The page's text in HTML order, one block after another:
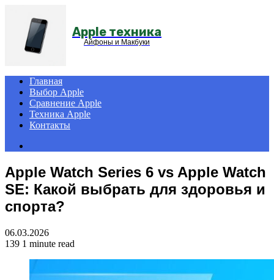
Apple техника
Айфоны и Макбуки
Главная
Выбор Apple
Сравнение Apple
Техника Apple
Контакты
Apple Watch Series 6 vs Apple Watch
SE: Какой выбрать для здоровья и
спорта?
06.03.2026
139 1 minute read